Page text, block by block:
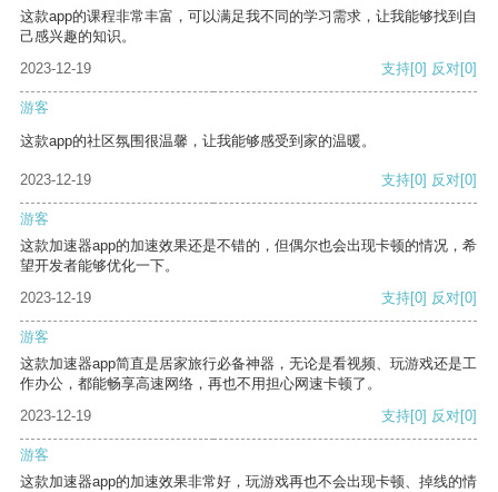
这款app的课程非常丰富，可以满足我不同的学习需求，让我能够找到自
己感兴趣的知识。
2023-12-19
支持[0] 反对[0]
游客
这款app的社区氛围很温馨，让我能够感受到家的温暖。
2023-12-19 支持[0] 反对[0]
游客
这款加速器app的加速效果还是不错的，但偶尔也会出现卡顿的情况，希
望开发者能够优化一下。
2023-12-19
支持[0] 反对[0]
游客
这款加速器app简直是居家旅行必备神器，无论是看视频、玩游戏还是工
作办公，都能畅享高速网络，再也不用担心网速卡顿了。
2023-12-19
支持[0] 反对[0]
游客
这款加速器app的加速效果非常好，玩游戏再也不会出现卡顿、掉线的情